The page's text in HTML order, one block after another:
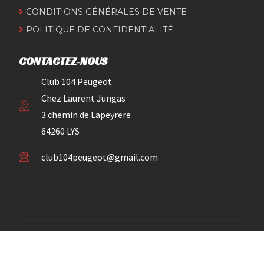
CONDITIONS GÉNÉRALES DE VENTE
POLITIQUE DE CONFIDENTIALITÉ
CONTACTEZ-NOUS
Club 104 Peugeot
Chez Laurent Jungas
3 chemin de Lapeyrere
64260 LYS
club104peugeot@gmail.com